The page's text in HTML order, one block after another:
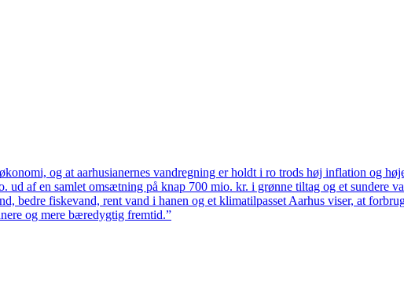
og at aarhusianernes vandregning er holdt i ro trods høj inflation og
af en samlet omsætning på knap 700 mio. kr. i grønne tiltag og et sundere
bedre fiskevand, rent vand i hanen og et klimatilpasset Aarhus viser, at
og mere bæredygtig fremtid.”